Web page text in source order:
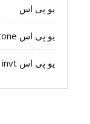
یو پی اس
یو پی اس fairstone
یو پی اس invt